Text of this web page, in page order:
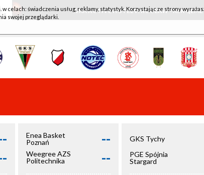
WKK ACTIVE HOTEL WROCŁAW - KSK
Enea Basket
Poznań
--
Weegree AZS
Politechnika
--
GKS Tychy
PGE Spójnia
Stargard
w celach: świadczenia usług, reklamy, statystyk. Korzystając ze strony
swojej przeglądarki.